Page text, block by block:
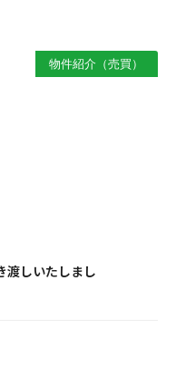
物件紹介（売買）
しいたしまし